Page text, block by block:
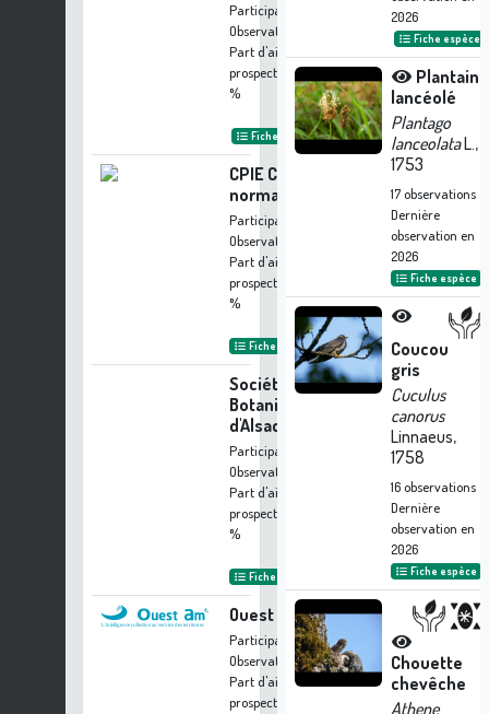
Participation à 2
Observations
Part d'aide à la
prospection :0.04
%
Fiche organisme
CPIE Collines
normandes
Participation à 1
Observation
Part d'aide à la
prospection :
%
Fiche organisme
Société
Botanique
d'Alsace
Participation à 1
Observation
Part d'aide à la
prospection :
%
Fiche organisme
Ouest Am'
Participation à 1
Observation
Part d'aide à la
prospection :
2026
Fiche espèce
Plantain
lancéolé
Plantago
lanceolataL.,
1753
17observations
Dernière
observation en
2026
Fiche espèce
Coucou
gris
Cuculus
canorus
Linnaeus,
1758
16observations
Dernière
observation en
2026
Fiche espèce
Chouette
chevêche
Athene